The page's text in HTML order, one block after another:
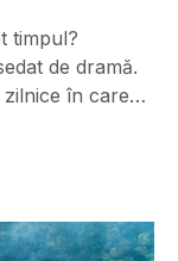
timpul?
de dramă.
în care
și
te vezi prin